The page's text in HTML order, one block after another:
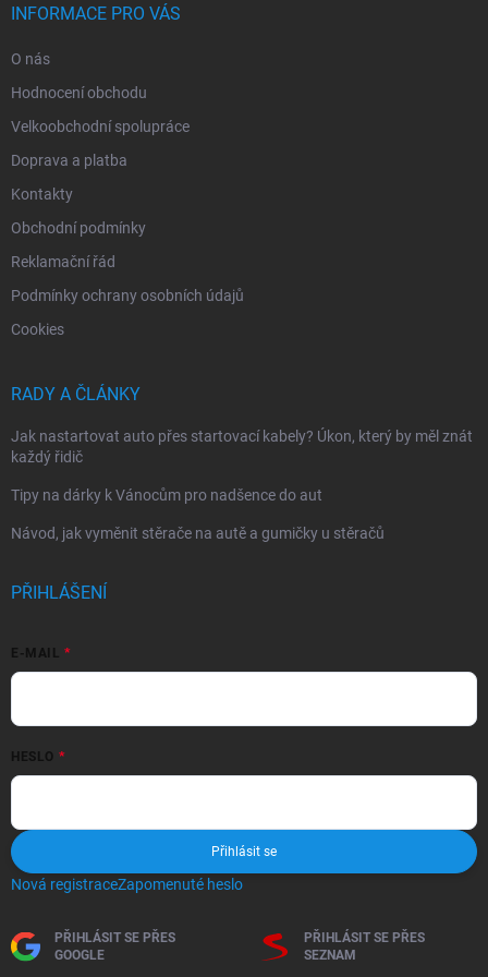
INFORMACE PRO VÁS
O nás
Hodnocení obchodu
Velkoobchodní spolupráce
Doprava a platba
Kontakty
Obchodní podmínky
Reklamační řád
Podmínky ochrany osobních údajů
Cookies
RADY A ČLÁNKY
Jak nastartovat auto přes startovací kabely? Úkon, který by měl znát
každý řidič
Tipy na dárky k Vánocům pro nadšence do aut
Návod, jak vyměnit stěrače na autě a gumičky u stěračů
PŘIHLÁŠENÍ
E-MAIL
HESLO
Přihlásit se
Nová registraceZapomenuté heslo
PŘIHLÁSIT SE PŘES
GOOGLE
PŘIHLÁSIT SE PŘES
SEZNAM